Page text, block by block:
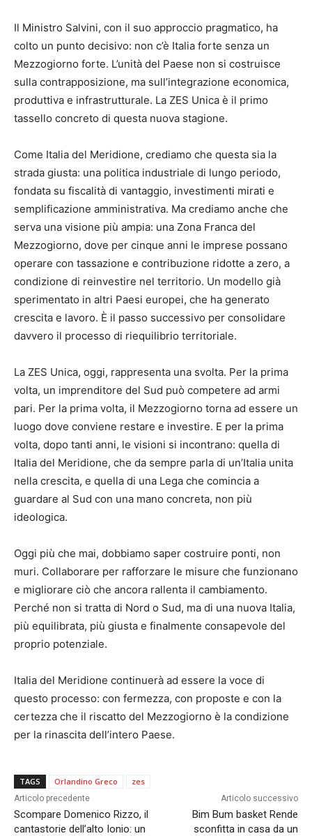
Il Ministro Salvini, con il suo approccio pragmatico, ha
colto un punto decisivo: non c’è Italia forte senza un
Mezzogiorno forte. L’unità del Paese non si costruisce
sulla contrapposizione, ma sull’integrazione economica,
produttiva e infrastrutturale. La ZES Unica è il primo
tassello concreto di questa nuova stagione.
Come Italia del Meridione, crediamo che questa sia la
strada giusta: una politica industriale di lungo periodo,
fondata su fiscalità di vantaggio, investimenti mirati e
semplificazione amministrativa. Ma crediamo anche che
serva una visione più ampia: una Zona Franca del
Mezzogiorno, dove per cinque anni le imprese possano
operare con tassazione e contribuzione ridotte a zero, a
condizione di reinvestire nel territorio. Un modello già
sperimentato in altri Paesi europei, che ha generato
crescita e lavoro. È il passo successivo per consolidare
davvero il processo di riequilibrio territoriale.
La ZES Unica, oggi, rappresenta una svolta. Per la prima
volta, un imprenditore del Sud può competere ad armi
pari. Per la prima volta, il Mezzogiorno torna ad essere un
luogo dove conviene restare e investire. E per la prima
volta, dopo tanti anni, le visioni si incontrano: quella di
Italia del Meridione, che da sempre parla di un’Italia unita
nella crescita, e quella di una Lega che comincia a
guardare al Sud con una mano concreta, non più
ideologica.
Oggi più che mai, dobbiamo saper costruire ponti, non
muri. Collaborare per rafforzare le misure che funzionano
e migliorare ciò che ancora rallenta il cambiamento.
Perché non si tratta di Nord o Sud, ma di una nuova Italia,
più equilibrata, più giusta e finalmente consapevole del
proprio potenziale.
Italia del Meridione continuerà ad essere la voce di
questo processo: con fermezza, con proposte e con la
certezza che il riscatto del Mezzogiorno è la condizione
per la rinascita dell’intero Paese.
TAGS Orlandino Greco zes
Articolo precedente
Scompare Domenico Rizzo, il
cantastorie dell’alto Ionio: un
Articolo successivo
Bim Bum basket Rende
sconfitta in casa da un